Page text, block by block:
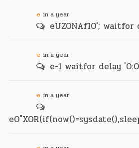
e in a year
eUZONAfI0'; waitfor
e in a year
e-1 waitfor delay
e in a year